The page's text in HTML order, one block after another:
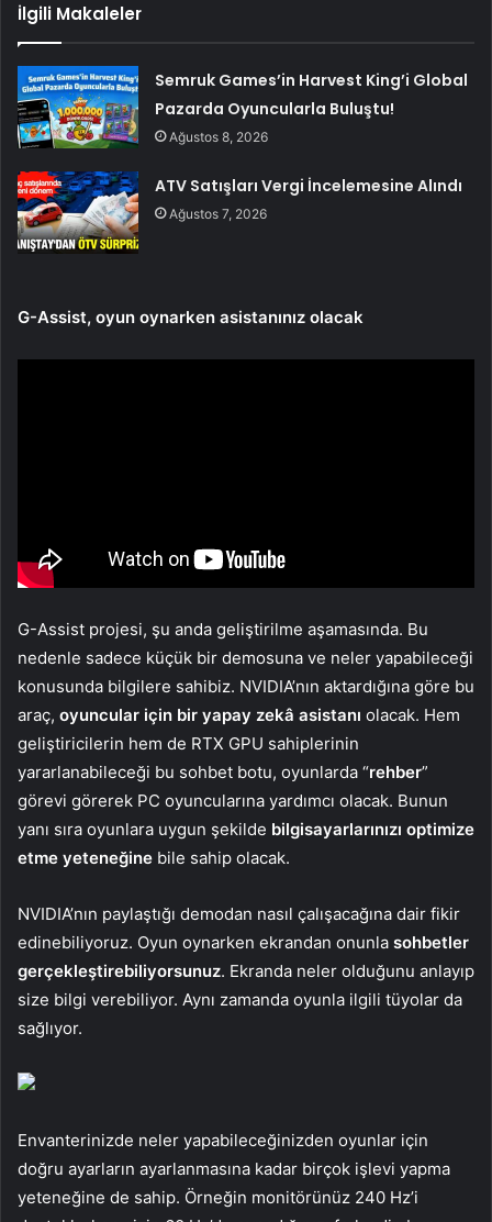
İlgili Makaleler
Semruk Games’in Harvest King’i Global
Pazarda Oyuncularla Buluştu!
Ağustos 8, 2026
ATV Satışları Vergi İncelemesine Alındı
Ağustos 7, 2026
G-Assist, oyun oynarken asistanınız olacak
G-Assist projesi, şu anda geliştirilme aşamasında. Bu
nedenle sadece küçük bir demosuna ve neler yapabileceği
konusunda bilgilere sahibiz. NVIDIA’nın aktardığına göre bu
araç, oyuncular için bir yapay zekâ asistanı olacak. Hem
geliştiricilerin hem de RTX GPU sahiplerinin
yararlanabileceği bu sohbet botu, oyunlarda “rehber”
görevi görerek PC oyuncularına yardımcı olacak. Bunun
yanı sıra oyunlara uygun şekilde bilgisayarlarınızı optimize
etme yeteneğine bile sahip olacak.
NVIDIA’nın paylaştığı demodan nasıl çalışacağına dair fikir
edinebiliyoruz. Oyun oynarken ekrandan onunla sohbetler
gerçekleştirebiliyorsunuz. Ekranda neler olduğunu anlayıp
size bilgi verebiliyor. Aynı zamanda oyunla ilgili tüyolar da
sağlıyor.
Envanterinizde neler yapabileceğinizden oyunlar için
doğru ayarların ayarlanmasına kadar birçok işlevi yapma
yeteneğine de sahip. Örneğin monitörünüz 240 Hz’i